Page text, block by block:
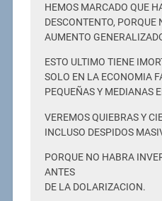
HEMOS MARCADO QUE
DESCONTENTO, PORQUE
AUMENTO
ESTO ULTIMO TIENE
SOLO EN LA ECONOMIA
PEQUEÑAS Y MEDIANAS
VEREMOS QUIEBRAS Y
INCLUSO DESPIDOS
PORQUE NO HABRA
ANTES
DE LA DOLARIZACION.